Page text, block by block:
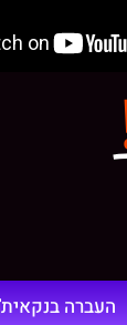
העברה בנקאית